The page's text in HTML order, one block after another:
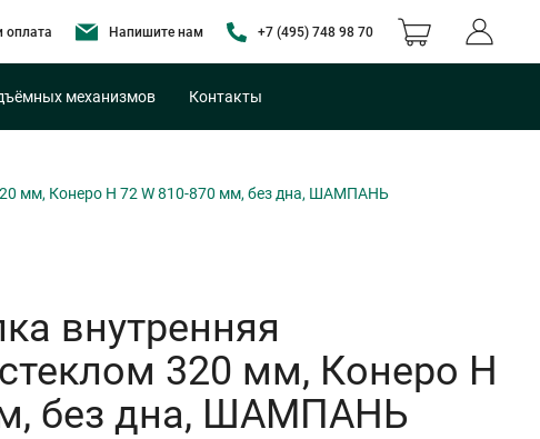
оплата Напишите нам +7 (495) 748 98 70
механизмов Контакты
мм, Конеро H 72 W 810-870 мм, без дна, ШАМПАНЬ
внутренняя
320 мм, Конеро H
без дна, ШАМПАНЬ